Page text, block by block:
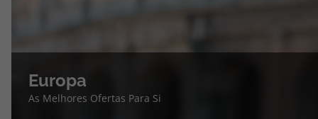
Europa
As Melhores Ofertas Para Si